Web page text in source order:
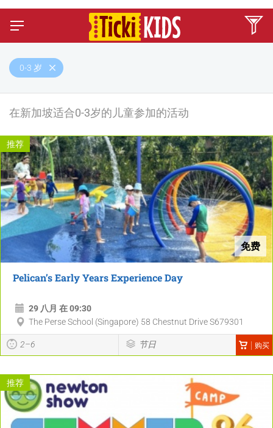
0-3 岁
在新加坡适合0-3岁的儿童参加的活动
推荐
免费
Pelican’s Early Years Experience Day
29 八月 在 09:30
The Perse School (Singapore) 58 Chestnut Drive S679301
2–6 节日 购买
推荐